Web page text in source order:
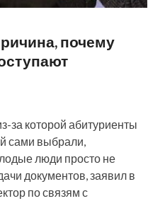
почему
за которой абитуриенты
сами выбрали,
люди просто не
документов, заявил в
по связям с